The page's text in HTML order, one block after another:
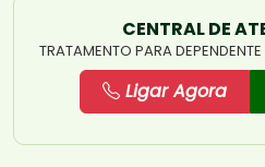
CENTRAL DE
TRATAMENTO PARA
Ligar Agora